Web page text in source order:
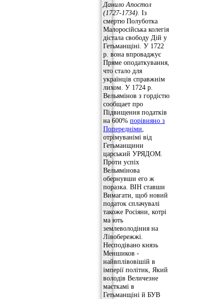
Данило Апостол
(1727-1734). Із
смертю Полуботка
Малоросійська колегія
дістала свободу Дій у
Гетьманщіні. У 1722
р. вона впроваджує
Пряме оподаткування,
что стало для
українців справжнім
лихом. У 1724 р.
Вельямінов з гордістю
сообщает про
Підвищення податків
на 600% порівняно з
Попередніми
отрімуванімі від
Гетьманщини
царський УРЯДОМ.
Проти успіх
Вельямінова
обернувши его ж
поразка. ВІН ставши
Вимагати, щоб новий
податок сплачувалі
такоже Росіяни, котрі
ма ють
землеволодіння на
Лівобережжі.
Несподівано князь
Меншиков -
найвплівовішій в
імперії політик, Який
володів Величезне
маєткамі в
Гетьманщіні й БУВ